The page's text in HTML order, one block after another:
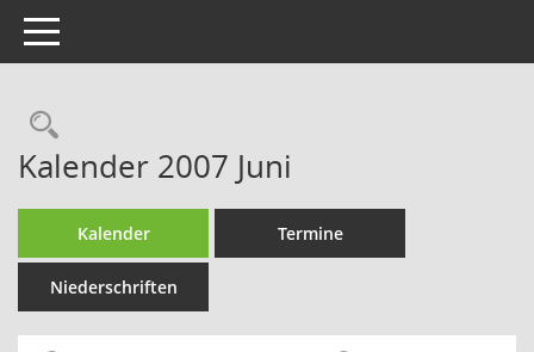
Toggle navigation
Rechercheauswahl
Kalender 2007 Juni
Kalender Termine
Niederschriften